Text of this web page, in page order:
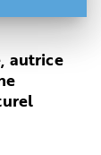
autrice